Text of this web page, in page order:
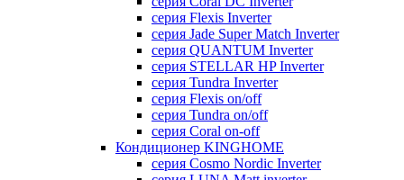
серия Flexis Inverter
серия Jade Super Match Inverter
серия QUANTUM Inverter
серия STELLAR HP Inverter
серия Tundra Inverter
серия Flexis on/off
серия Tundra on/off
серия Coral on-off
Кондиционер KINGHOME
серия Cosmo Nordic Inverter